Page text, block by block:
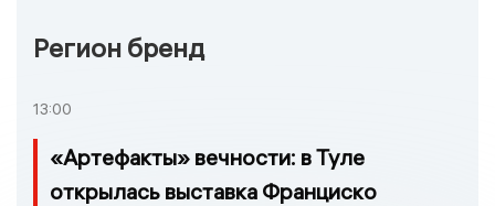
Регион бренд
13:00
«Артефакты» вечности: в Туле
открылась выставка Франциско